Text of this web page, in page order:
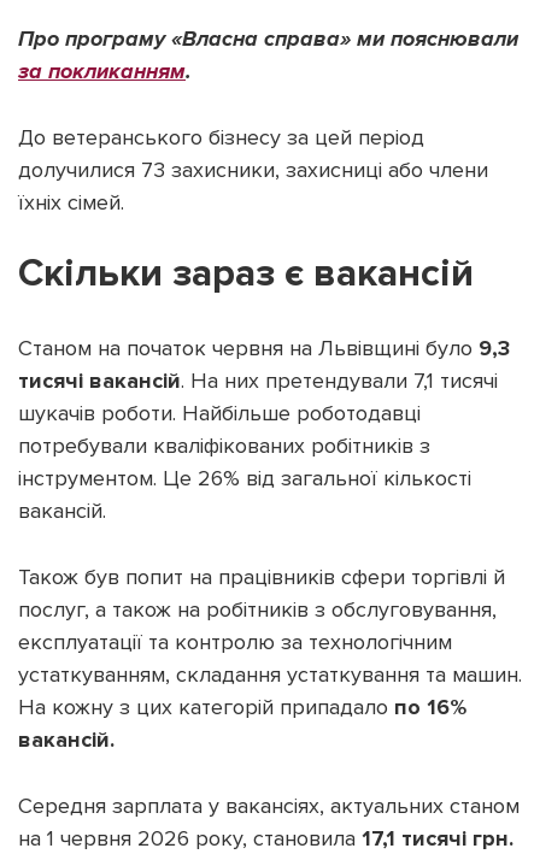
Про програму «Власна справа» ми пояснювали
за покликанням.
До ветеранського бізнесу за цей період
долучилися 73 захисники, захисниці або члени
їхніх сімей.
Скільки зараз є вакансій
Станом на початок червня на Львівщині було 9,3
тисячі вакансій. На них претендували 7,1 тисячі
шукачів роботи. Найбільше роботодавці
потребували кваліфікованих робітників з
інструментом. Це 26% від загальної кількості
вакансій.
Також був попит на працівників сфери торгівлі й
послуг, а також на робітників з обслуговування,
експлуатації та контролю за технологічним
устаткуванням, складання устаткування та машин.
На кожну з цих категорій припадало по 16%
вакансій.
Середня зарплата у вакансіях, актуальних станом
на 1 червня 2026 року, становила 17,1 тисячі грн.